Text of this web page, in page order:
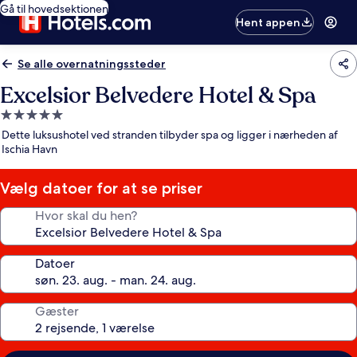
Gå til hovedsektionen
Hent appen
Se alle overnatningssteder
Excelsior Belvedere Hotel & Spa
5.0-
stjernet
overnatningssted
Dette luksushotel ved stranden tilbyder spa og ligger i nærheden af
Ischia Havn
Vælg datoer for at se priser
Hvor skal du hen?
Datoer
Gæster